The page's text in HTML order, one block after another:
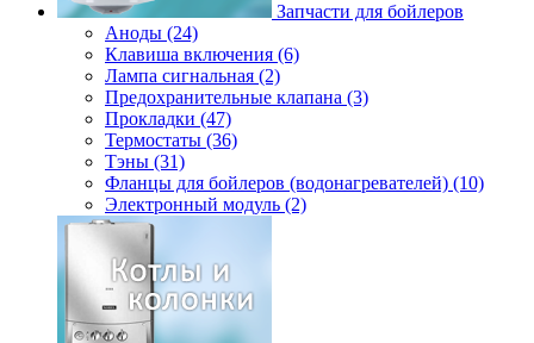
Запчасти для бойлеров
Аноды (24)
Клавиша включения (6)
Лампа сигнальная (2)
Предохранительные клапана (3)
Прокладки (47)
Термостаты (36)
Тэны (31)
Фланцы для бойлеров (водонагревателей) (10)
Электронный модуль (2)